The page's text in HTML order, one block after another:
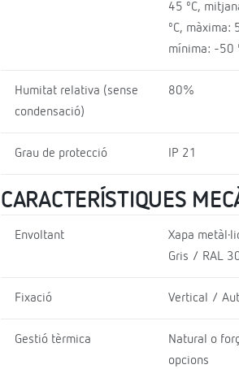
45 ºC,
ºC, màxima:
mínima: -50
Humitat relativa (sense
condensació)
80%
Grau de protecció IP 21
CARACTERÍSTIQUES
Envoltant
Xapa
Gris / RAL
Fixació Vertical /
Gestió tèrmica
Natural o
opcions